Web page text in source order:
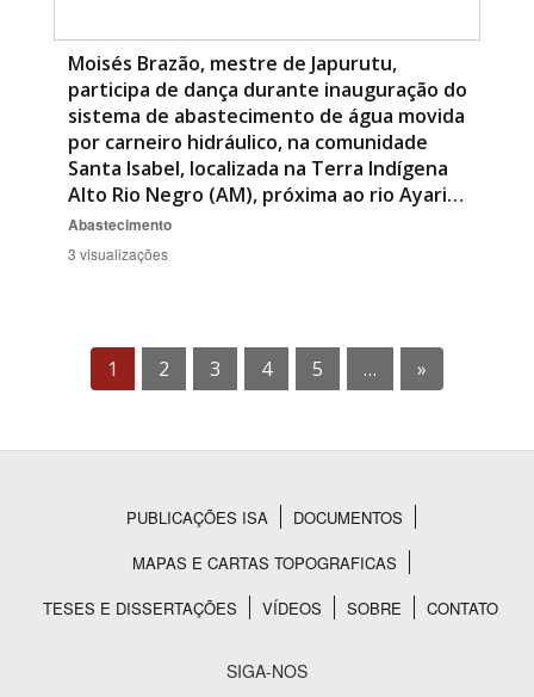
Moisés Brazão, mestre de Japurutu,
participa de dança durante inauguração do
sistema de abastecimento de água movida
por carneiro hidráulico, na comunidade
Santa Isabel, localizada na Terra Indígena
Alto Rio Negro (AM), próxima ao rio Ayari…
Abastecimento
3 visualizações
1 2 3 4 5 … »
Rodapé
PUBLICAÇÕES ISA
DOCUMENTOS
MAPAS E CARTAS TOPOGRAFICAS
TESES E DISSERTAÇÕES
VÍDEOS SOBRE CONTATO
SIGA-NOS